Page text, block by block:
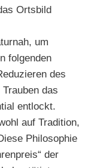
Ortsbild
um
folgenden
des
das
entlockt.
auf Tradition,
Philosophie
der